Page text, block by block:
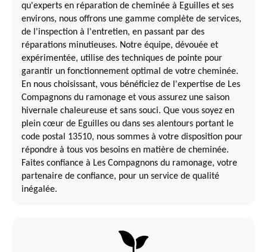
qu'experts en réparation de cheminée à Eguilles et ses
environs, nous offrons une gamme complète de services,
de l'inspection à l'entretien, en passant par des
réparations minutieuses. Notre équipe, dévouée et
expérimentée, utilise des techniques de pointe pour
garantir un fonctionnement optimal de votre cheminée.
En nous choisissant, vous bénéficiez de l'expertise de Les
Compagnons du ramonage et vous assurez une saison
hivernale chaleureuse et sans souci. Que vous soyez en
plein cœur de Eguilles ou dans ses alentours portant le
code postal 13510, nous sommes à votre disposition pour
répondre à tous vos besoins en matière de cheminée.
Faites confiance à Les Compagnons du ramonage, votre
partenaire de confiance, pour un service de qualité
inégalée.